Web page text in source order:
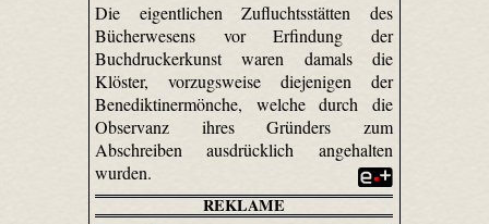
Die eigentlichen Zufluchtsstätten des
Bücherwesens vor Erfindung der
Buchdruckerkunst waren damals die
Klöster, vorzugsweise diejenigen der
Benediktinermönche, welche durch die
Observanz ihres Gründers zum
Abschreiben ausdrücklich angehalten
wurden.
REKLAME